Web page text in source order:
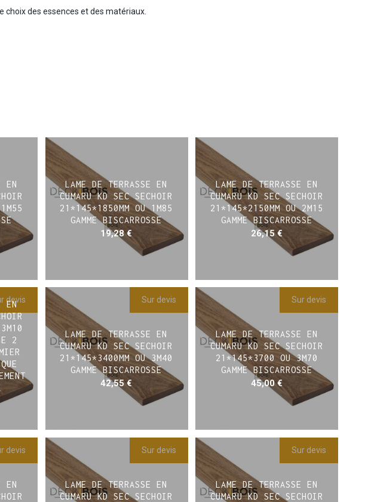
choix des essences et des matériaux.
EN
LAME DE TERRASSE EN
CUMARU KD SEC SECHOIR
21*145*1850MM OU 1M85
GAMME BISCARROSSE
19,28€
LAME DE TERRASSE EN
CUMARU KD SEC SECHOIR
21*145*2150MM OU 2M15
GAMME BISCARROSSE
26,15€
devis
EN
2
Sur devis
LAME DE TERRASSE EN
CUMARU KD SEC SECHOIR
21*145*3400MM OU 3M40
GAMME BISCARROSSE
42,55€
Sur devis
LAME DE TERRASSE EN
CUMARU KD SEC SECHOIR
21*145*3700 OU 3M70
GAMME BISCARROSSE
45,00€
devis
EN
Sur devis
LAME DE TERRASSE EN
CUMARU KD SEC SECHOIR
Sur devis
LAME DE TERRASSE EN
CUMARU KD SEC SECHOIR